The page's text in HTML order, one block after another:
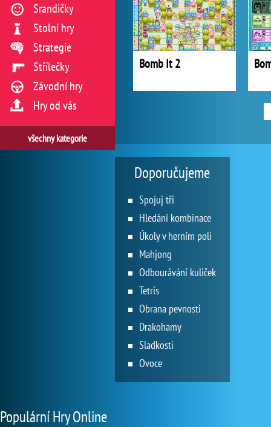
Bomb It 2
Srandičky
Stolní hry
Strategie
Střílečky
Závodní hry
Hry od vás
všechny kategorie
Doporučujeme
Spojuj tři
Hledání kombinace
Úkoly v herním poli
Mahjong
Odbourávání kuliček
Tetris
Obrana pevnosti
Drakohamy
Sladkosti
Ovoce
Populární Hry Online